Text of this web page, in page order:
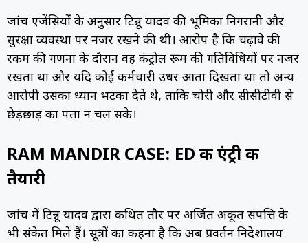
जांच एजेंसियों के अनुसार टिन्नू यादव की भूमिका निगरानी और
सुरक्षा व्यवस्था पर नजर रखने की थी। आरोप है कि चढ़ावे की
रकम की गणना के दौरान वह कंट्रोल रूम की गतिविधियों पर नजर
रखता था और यदि कोई कर्मचारी उधर आता दिखता था तो अन्य
आरोपी उसका ध्यान भटका देते थे, ताकि चोरी और सीसीटीवी से
छेड़छाड़ का पता न चल सके।
RAM MANDIR CASE: ED की एंट्री की
तैयारी
जांच में टिन्नू यादव द्वारा कथित तौर पर अर्जित अकूत संपत्ति के
भी संकेत मिले हैं। सूत्रों का कहना है कि अब प्रवर्तन निदेशालय